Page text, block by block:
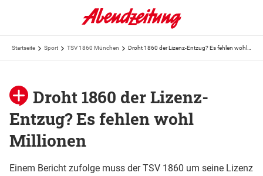
Startseite Sport TSV 1860 München
Droht 1860 der Lizenz-
Entzug? Es fehlen wohl
Millionen
Einem Bericht zufolge muss der TSV 1860 um seine Lizenz